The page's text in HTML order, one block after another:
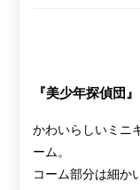
『美少年探偵団
かわいらしいミニ
ーム。
コーム部分は細か